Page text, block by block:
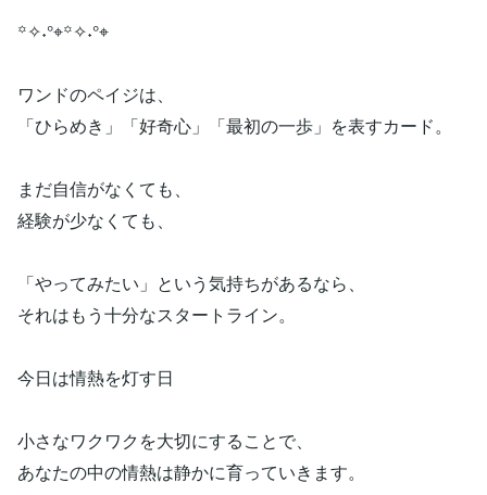
꙳✧˖°⌖꙳✧˖°⌖
ワンドのペイジは、
「ひらめき」「好奇心」「最初の一歩」を表すカード。
まだ自信がなくても、
経験が少なくても、
「やってみたい」という気持ちがあるなら、
それはもう十分なスタートライン。
今日は情熱を灯す日
小さなワクワクを大切にすることで、
あなたの中の情熱は静かに育っていきます。